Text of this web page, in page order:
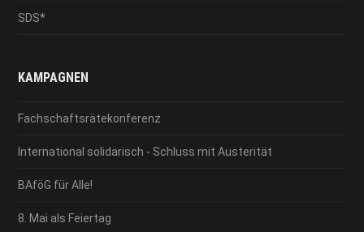
SDS*
KAMPAGNEN
Fachschaftsrätekonferenz
International solidarisch - Schluss mit Austerität
BAföG für Alle!
8. Mai als Feiertag